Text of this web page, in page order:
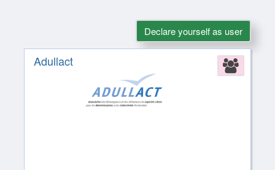
Declare yourself as user
Adullact